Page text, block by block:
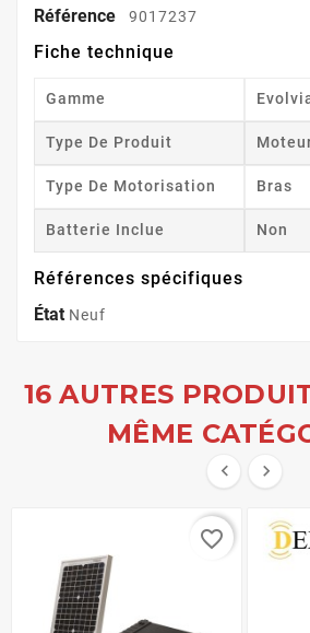
Référence 9017237
Fiche technique
Gamme
Type De Produit
Type De Motorisation Bras
Batterie Inclue Non
Références spécifiques
État Neuf
16 AUTRES
MÊME
 
favorite_border